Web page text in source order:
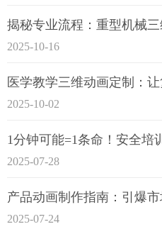
揭秘专业流程：重型机械
2025-10-16
医学教学三维动画定制：
2025-10-02
2025-07-28
产品动画制作指南：引爆
2025-07-24